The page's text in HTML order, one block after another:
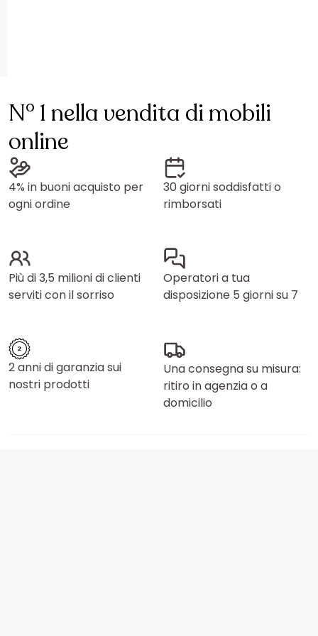
N° 1 nella vendita di mobili
online
4% in buoni acquisto per
ogni ordine
30 giorni soddisfatti o
rimborsati
Più di 3,5 milioni di clienti
serviti con il sorriso
Operatori a tua
disposizione 5 giorni su 7
2 anni di garanzia sui
nostri prodotti
Una consegna su misura:
ritiro in agenzia o a
domicilio